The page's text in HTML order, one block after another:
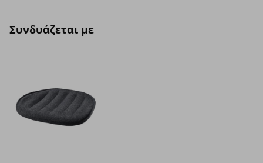
Συνδυάζεται με